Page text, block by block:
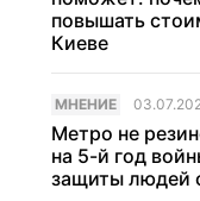
повышать
Киеве
МНЕНИЕ
Метро не
на 5-й год
защиты людей